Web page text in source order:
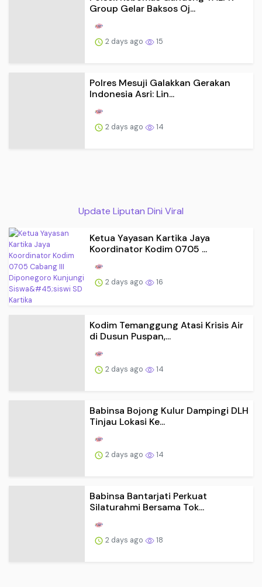
Group Gelar Baksos Oj...
2 days ago 15
Polres Mesuji Galakkan Gerakan
Indonesia Asri: Lin...
2 days ago 14
Update Liputan Dini Viral
Ketua Yayasan Kartika Jaya
Koordinator Kodim 0705 ...
2 days ago 16
Kodim Temanggung Atasi Krisis Air
di Dusun Puspan,...
2 days ago 14
Babinsa Bojong Kulur Dampingi DLH
Tinjau Lokasi Ke...
2 days ago 14
Babinsa Bantarjati Perkuat
Silaturahmi Bersama Tok...
2 days ago 18